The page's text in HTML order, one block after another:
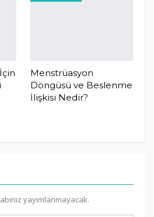
Menstrüasyon
Döngüsü ve Beslenme
İlişkisi Nedir?
yayımlanmayacak.